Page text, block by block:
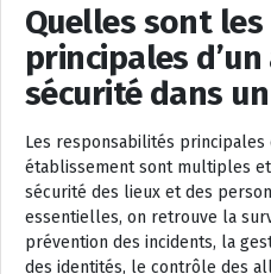
Quelles sont
principales
sécurité dans
Les responsabilités principales
établissement sont multiples
sécurité des lieux et des
essentielles, on retrouve la
prévention des incidents, la
des identités, le contrôle des